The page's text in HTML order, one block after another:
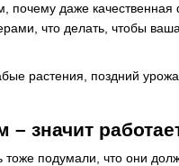
даже
что делать, чтобы
растения, поздний
значит
подумали, что они